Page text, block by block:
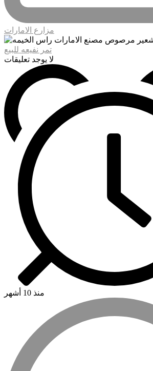
مزارع الامارات
تمر نفيعه للبيع
لا يوجد تعليقات
منذ 10 أشهر